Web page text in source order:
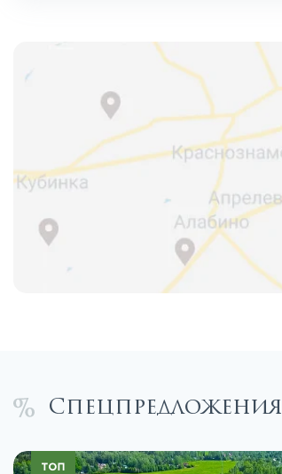
Спецпредложения